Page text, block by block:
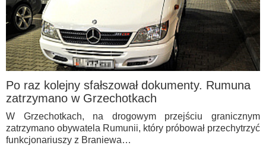
Po raz kolejny sfałszował dokumenty. Rumuna
zatrzymano w Grzechotkach
W Grzechotkach, na drogowym przejściu granicznym
zatrzymano obywatela Rumunii, który próbował przechytrzyć
funkcjonariuszy z Braniewa…